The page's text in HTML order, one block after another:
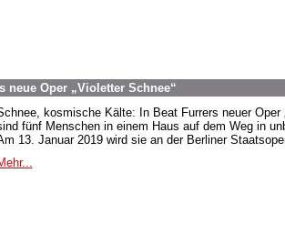
neue Oper „Violetter Schnee“
kosmische Kälte: In Beat Furrers neuer Oper
fünf Menschen in einem Haus auf dem Weg in
13. Januar 2019 wird sie an der Berliner